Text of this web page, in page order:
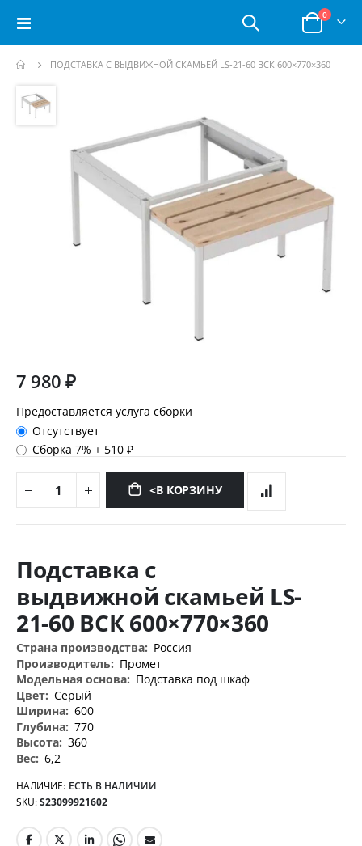
Toggle
Корзина
0позиции
ПОДСТАВКА С ВЫДВИЖНОЙ СКАМЬЕЙ LS-21-60 ВСК 600×770×360
Пропустить
и
перейти
изображений
7 980 ₽
Предоставляется услуга сборки
Отсутствует
Сборка 7%+ 510 ₽
<В КОРЗИНУ
к
началу
галереи
изображений
Подставка с
выдвижной скамьей LS-
21-60 ВСК 600×770×360
Дополнительная
информация
Россия
Промет
Подставка под шкаф
Серый
600
770
360
6,2
НАЛИЧИЕ: ЕСТЬ В НАЛИЧИИ
SKU S23099921602